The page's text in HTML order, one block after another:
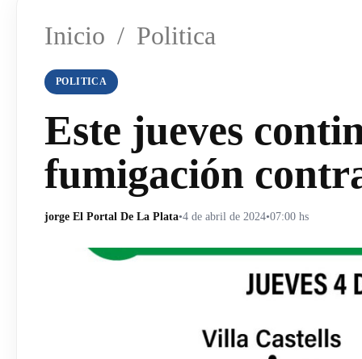
Inicio / Politica
POLITICA
Este jueves
fumigación
jorge El Portal De La Plata•4 de abril de 2024•07:00 hs